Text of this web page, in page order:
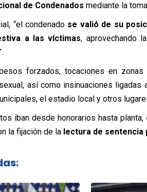
de Condenados mediante la
“el condenado se valió de su
a las víctimas, aprovechando
forzados, tocaciones en
así como insinuaciones ligadas
el estadio local y otros
iban desde honorarios hasta planta,
la fijación de la lectura de sentencia